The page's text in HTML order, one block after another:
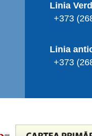
Linia
+373
Linia
+373